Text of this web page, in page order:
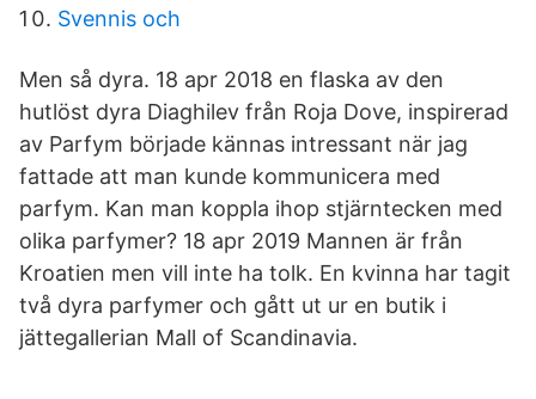
Svennis och
Men så dyra. 18 apr 2018 en flaska av den
hutlöst dyra Diaghilev från Roja Dove, inspirerad
av Parfym började kännas intressant när jag
fattade att man kunde kommunicera med
parfym. Kan man koppla ihop stjärntecken med
olika parfymer? 18 apr 2019 Mannen är från
Kroatien men vill inte ha tolk. En kvinna har tagit
två dyra parfymer och gått ut ur en butik i
jättegallerian Mall of Scandinavia.